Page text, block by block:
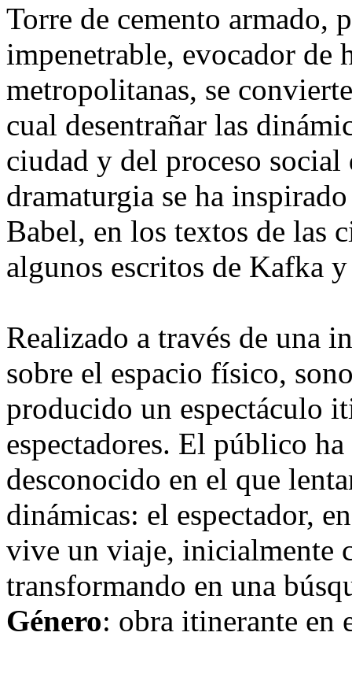
Torre de cemento armado,
impenetrable, evocador de
metropolitanas, se
cual desentrañar las
ciudad y del proceso
dramaturgia se ha
Babel, en los textos de las
algunos escritos de Kafka
Realizado a través de una
sobre el espacio físico,
producido un espectáculo
espectadores. El público
desconocido en el que
dinámicas: el espectador,
vive un viaje, inicialmente
transformando en una
Género: obra itinerante en